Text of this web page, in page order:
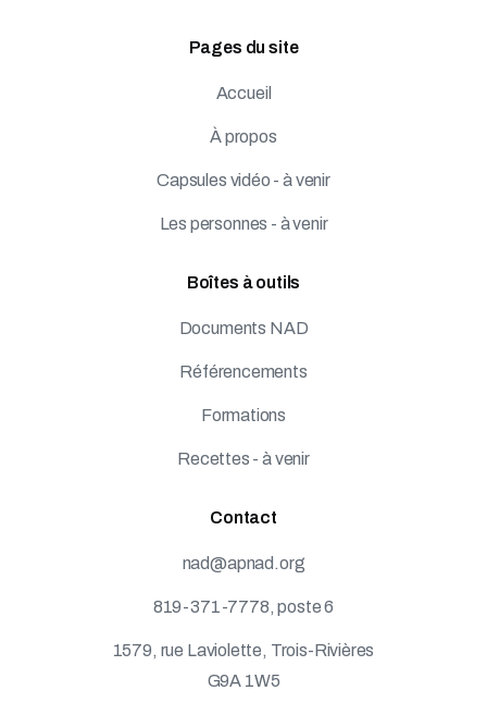
Pages du site
Accueil
À propos
Capsules vidéo - à venir
Les personnes - à venir
Boîtes à outils
Documents NAD
Référencements
Formations
Recettes - à venir
Contact
nad@apnad.org
819-371-7778, poste 6
1579, rue Laviolette, Trois-Rivières
G9A 1W5